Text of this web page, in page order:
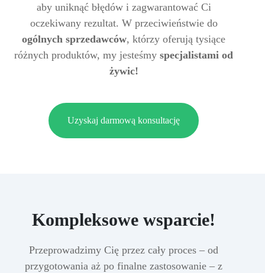
aby uniknąć błędów i zagwarantować Ci
oczekiwany rezultat. W przeciwieństwie do
ogólnych sprzedawców, którzy oferują tysiące
różnych produktów, my jesteśmy specjalistami od
żywic!
Uzyskaj darmową konsultację
Kompleksowe wsparcie!
Przeprowadzimy Cię przez cały proces – od
przygotowania aż po finalne zastosowanie – z